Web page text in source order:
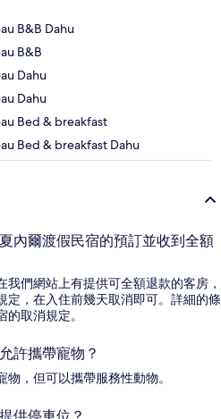
B&B Dahu
B&B
Dahu
Dahu
Bed & breakfast
Bed & breakfast Dahu
內爾渡假民宿的預訂並收到全額
我們網站上有提供可全額退款的客房，
定，在入住前幾天取消即可。詳細的條
取消規定。
許攜帶寵物？
，但可以攜帶服務性動物。